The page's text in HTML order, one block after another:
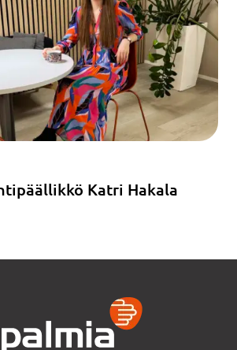
Katri Hakala